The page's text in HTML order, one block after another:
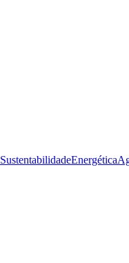
SustentabilidadeEnergética